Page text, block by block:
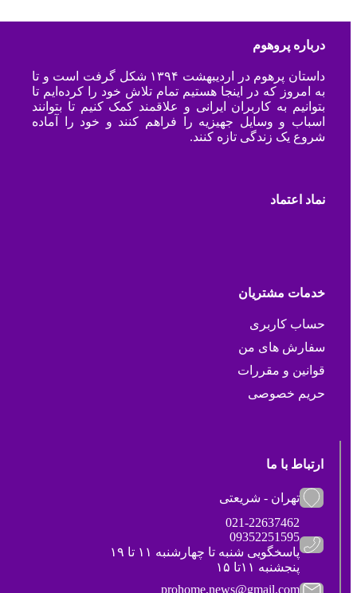
درباره پروهوم
داستان پرهوم در اردیبهشت ۱۳۹۴ شکل گرفت است و تا
به امروز که در اینجا هستیم تمام تلاش خود را کرده‌ایم تا
بتوانیم به کاربران ایرانی و علاقمند کمک کنیم تا بتوانند
اسباب و وسایل جهیزیه را فراهم کنند و خود را آماده
شروع یک زندگی تازه کنند.
نماد اعتماد
خدمات مشتریان
حساب کاربری
سفارش های من
قوانین و مقررات
حریم خصوصی
ارتباط با ما
تهران - شریعتی
021-22637462
09352251595
پاسخگویی شنبه تا چهارشنبه ۱۱ تا ۱۹
پنجشنبه ۱۱تا ۱۵
prohome.news@gmail.com